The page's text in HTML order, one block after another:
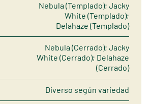
Nebula (Templado); Jacky
White (Templado);
Delahaze (Templado)
Nebula (Cerrado); Jacky
White (Cerrado); Delahaze
(Cerrado)
Diverso según variedad